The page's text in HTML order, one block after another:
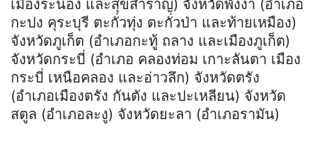
เมืองระนอง และสุขสำราญ) จังหวัดพังงา (อำเภอ
กะปง คุระบุรี ตะกั่วทุ่ง ตะกั่วป่า และท้ายเหมือง)
จังหวัดภูเก็ต (อำเภอกะทู้ ถลาง และเมืองภูเก็ต)
จังหวัดกระบี่ (อำเภอ คลองท่อม เกาะลันตา เมือง
กระบี่ เหนือคลอง และอ่าวลึก) จังหวัดตรัง
(อำเภอเมืองตรัง กันตัง และปะเหลียน) จังหวัด
สตูล (อำเภอละงู) จังหวัดยะลา (อำเภอรามัน)